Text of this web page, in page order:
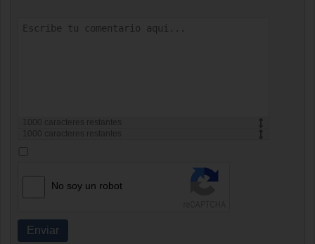
caracteres restantes
caracteres restantes
No soy un robot
Enviar